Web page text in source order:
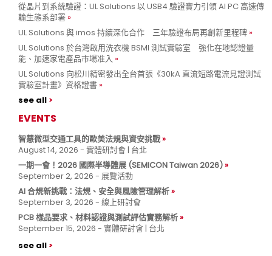
從晶片到系統驗證：UL Solutions 以 USB4 驗證實力引領 AI PC 高速傳
輸生態系部署
UL Solutions 與 imos 持續深化合作 三年驗證布局再創新里程碑
UL Solutions 於台灣啟用洗衣機 BSMI 測試實驗室 強化在地認證量
能、加速家電產品市場准入
UL Solutions 向松川精密發出全台首張《30kA 直流短路電流見證測試
實驗室計畫》資格證書
see all
EVENTS
智慧微型交通工具的歐美法規與資安挑戰
August 14, 2026 - 實體研討會 | 台北
一期一會！2026 國際半導體展 (SEMICON Taiwan 2026)
September 2, 2026 - 展覽活動
AI 合規新挑戰：法規、安全與風險管理解析
September 3, 2026 - 線上研討會
PCB 樣品要求、材料認證與測試評估實務解析
September 15, 2026 - 實體研討會 | 台北
see all